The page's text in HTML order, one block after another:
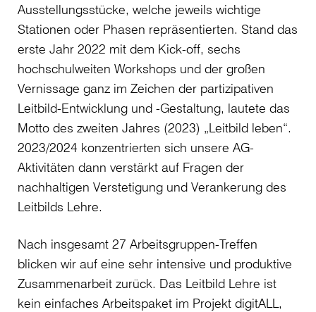
Ausstellungsstücke, welche jeweils wichtige
Stationen oder Phasen repräsentierten. Stand das
erste Jahr 2022 mit dem Kick-off, sechs
hochschulweiten Workshops und der großen
Vernissage ganz im Zeichen der partizipativen
Leitbild-Entwicklung und -Gestaltung, lautete das
Motto des zweiten Jahres (2023) „Leitbild leben“.
2023/2024 konzentrierten sich unsere AG-
Aktivitäten dann verstärkt auf Fragen der
nachhaltigen Verstetigung und Verankerung des
Leitbilds Lehre.
Nach insgesamt 27 Arbeitsgruppen-Treffen
blicken wir auf eine sehr intensive und produktive
Zusammenarbeit zurück. Das Leitbild Lehre ist
kein einfaches Arbeitspaket im Projekt digitALL,